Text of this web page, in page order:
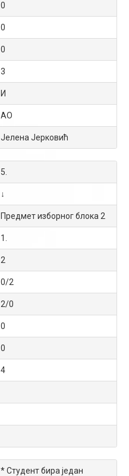
0
0
0
3
И
АО
Јелена Јерковић
5.
↓
Предмет изборног блока 2
1.
2
0/2
2/0
0
0
4
* Студент бира један